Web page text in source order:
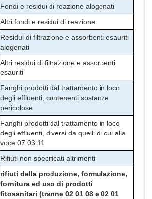
Fondi e residui di reazione alogenati
Altri fondi e residui di reazione
Residui di filtrazione e assorbenti esauriti
alogenati
Altri residui di filtrazione e assorbenti
esauriti
Fanghi prodotti dal trattamento in loco
degli effluenti, contenenti sostanze
pericolose
Fanghi prodotti dal trattamento in loco
degli effluenti, diversi da quelli di cui alla
voce 07 03 11
Rifiuti non specificati altrimenti
rifiuti della produzione, formulazione,
fornitura ed uso di prodotti
fitosanitari (tranne 02 01 08 e 02 01